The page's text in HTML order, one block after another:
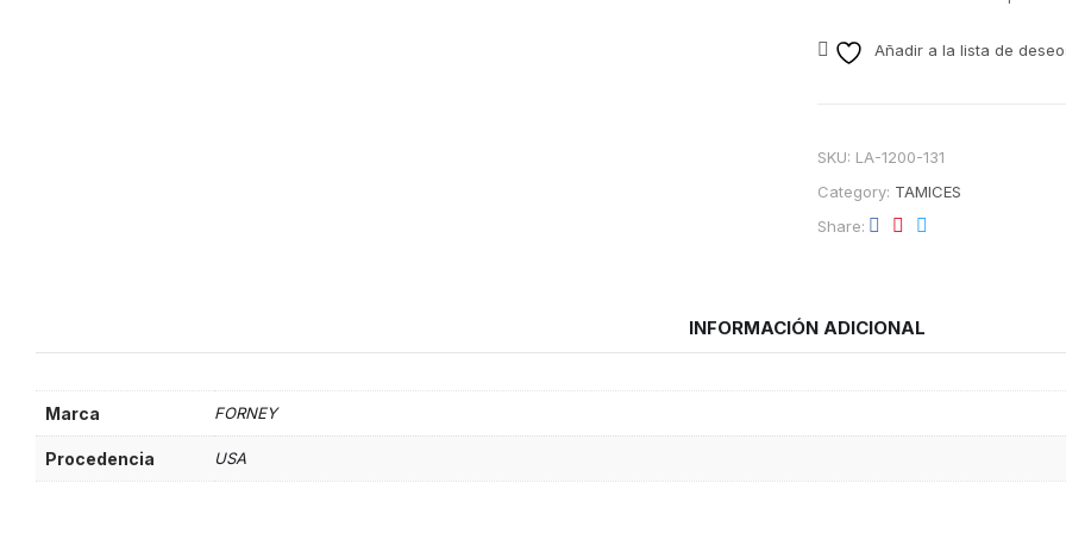
Añadir a la lista de
SKU: LA-1200-131
Category: TAMICES
Share
INFORMACIÓN ADICIONAL
Marca FORNEY
Procedencia USA